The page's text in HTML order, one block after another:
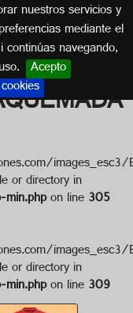
nuestros servicios y
mediante el
navegando,
Acepto
or directory in
on line305
or directory in
on line309